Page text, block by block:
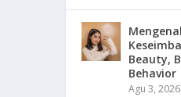
Beauty,
Behavior
Agu 3, 2026